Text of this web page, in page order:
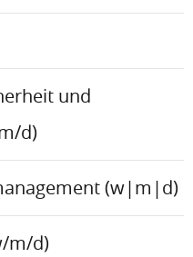
und
d)
(w|m|d)
m/d)